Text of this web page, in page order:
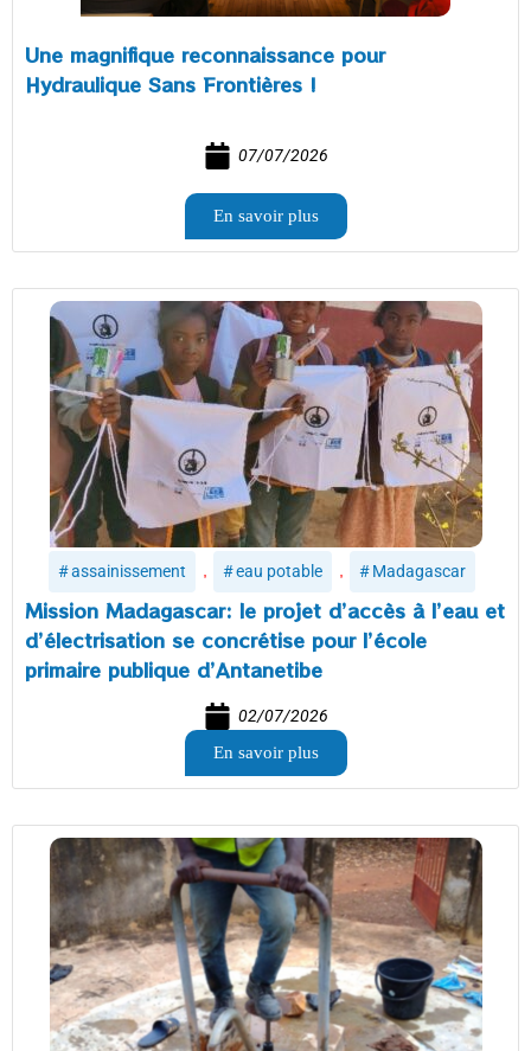
Une magnifique reconnaissance pour
Hydraulique Sans Frontières !
07/07/2026
En savoir plus
assainissement , eau potable , Madagascar
Mission Madagascar: le projet d’accès à l’eau et
d’électrisation se concrétise pour l’école
primaire publique d’Antanetibe
02/07/2026
En savoir plus